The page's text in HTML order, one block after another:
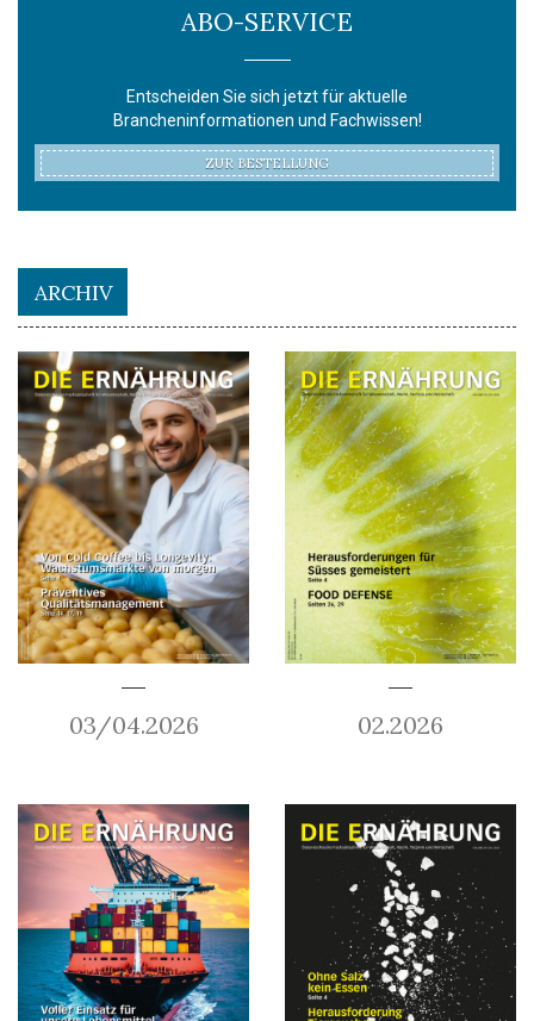
ABO-SERVICE
Entscheiden Sie sich jetzt für aktuelle
Brancheninformationen und Fachwissen!
ZUR BESTELLUNG
ARCHIV
03/04.2026 02.2026